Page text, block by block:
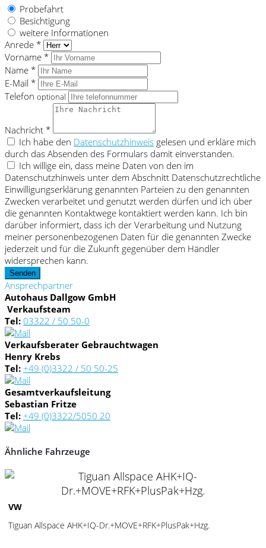
Probefahrt
Besichtigung
weitere Informationen
Anrede *
Vorname *
Name *
E-Mail *
Telefon optional
Nachricht *
Ich habe den Datenschutzhinweis gelesen und erkläre mich
durch das Absenden des Formulars damit einverstanden.
Ich willige ein, dass meine Daten von den im
Datenschutzhinweis unter dem Abschnitt Datenschutzrechtliche
Einwilligungserklärung genannten Parteien zu den genannten
Zwecken verarbeitet und genutzt werden dürfen und ich über
die genannten Kontaktwege kontaktiert werden kann. Ich bin
darüber informiert, dass ich der Verarbeitung und Nutzung
meiner personenbezogenen Daten für die genannten Zwecke
jederzeit und für die Zukunft gegenüber dem Händler
widersprechen kann.
Senden
Ansprechpartner
Autohaus Dallgow GmbH
Verkaufsteam
Tel: 03322 / 50 50-0
Verkaufsberater Gebrauchtwagen
Henry Krebs
Tel: +49 (0)3322 / 50 50-25
Gesamtverkaufsleitung
Sebastian Fritze
Tel: +49 (0)3322/5050 20
Ähnliche Fahrzeuge
2
VW
Tiguan Allspace AHK+IQ-Dr.+MOVE+RFK+PlusPak+Hzg.